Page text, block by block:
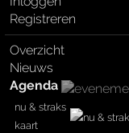
Registreren
Overzicht
Nieuws
Agenda
nu & straks
kaart